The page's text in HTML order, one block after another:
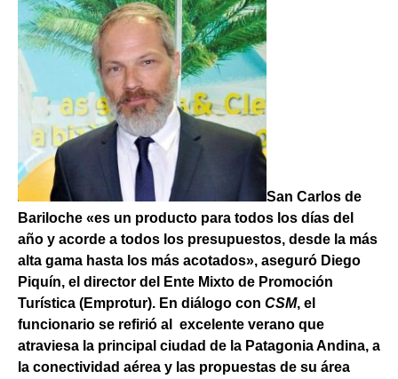
San Carlos de
Bariloche «es un producto para todos los días del
año y acorde a todos los presupuestos, desde la más
alta gama hasta los más acotados», aseguró Diego
Piquín, el director del Ente Mixto de Promoción
Turística (Emprotur). En diálogo con CSM, el
funcionario se refirió al excelente verano que
atraviesa la principal ciudad de la Patagonia Andina, a
la conectividad aérea y las propuestas de su área